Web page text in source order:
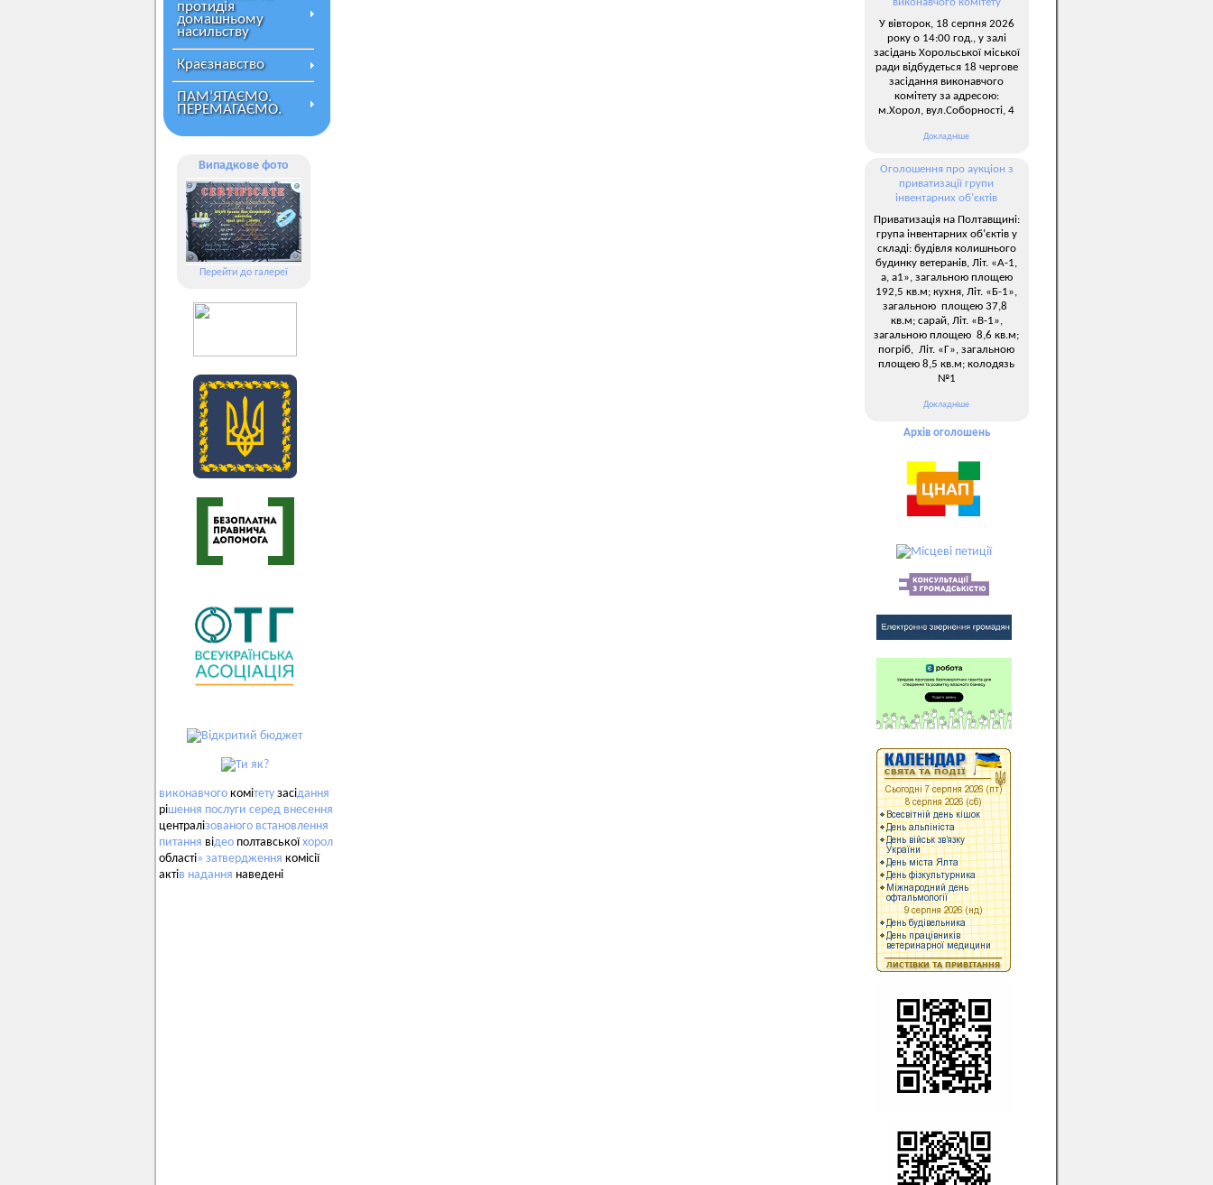
протидія
домашньому
насильству
Краєзнавство
ПАМ’ЯТАЄМО.
ПЕРЕМАГАЄМО.
Випадкове фото
Перейти до галереї
виконавчого комітету засідання
рішення послуги серед внесення
централізованого встановлення
питання відео полтавськоїхорол
області» затвердження комісії
актів надання наведені
У вівторок, 18 серпня 2026
року о 14:00 год., у залі
засідань Хорольської міської
ради відбудеться 18 чергове
засідання виконавчого
комітету за адресою:
м.Хорол, вул.Соборності, 4
Докладніше
Оголошення про аукціон з
приватизації групи
інвентарних об’єктів
Приватизація на Полтавщині:
група інвентарних об’єктів у
складі: будівля колишнього
будинку ветеранів, Літ. «А-1,
а, а1», загальною площею
192,5 кв.м; кухня, Літ. «Б-1»,
загальною площею 37,8
кв.м; сарай, Літ. «В-1»,
загальною площею 8,6 кв.м;
погріб, Літ. «Г», загальною
площею 8,5 кв.м; колодязь
№1
Докладніше
Архів оголошень